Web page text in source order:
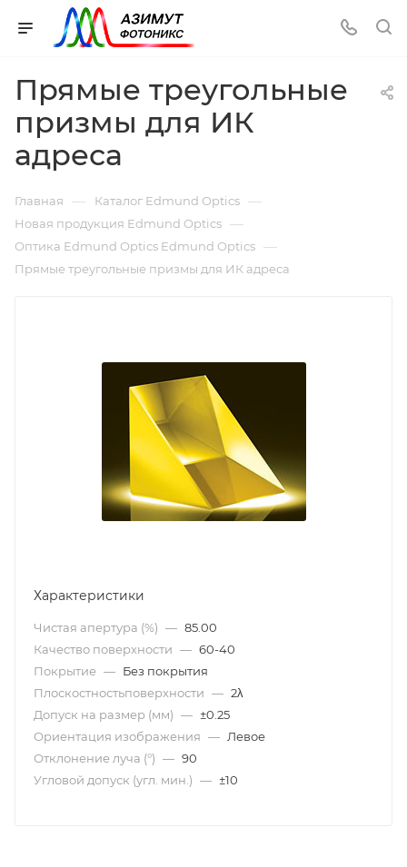
Прямые треугольные
призмы для ИК
адреса
Главная — Каталог Edmund Optics —
Новая продукция Edmund Optics —
Оптика Edmund Optics Edmund Optics —
Прямые треугольные призмы для ИК адреса
Характеристики
Чистая апертура (%) — 85.00
Качество поверхности — 60-40
Покрытие — Без покрытия
Плоскостностьповерхности — 2λ
Допуск на размер (мм) — ±0.25
Ориентация изображения — Левое
Отклонение луча (°) — 90
Угловой допуск (угл. мин.) — ±10